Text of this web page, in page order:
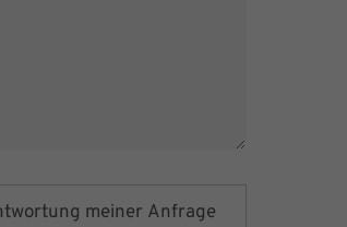
meiner Anfrage